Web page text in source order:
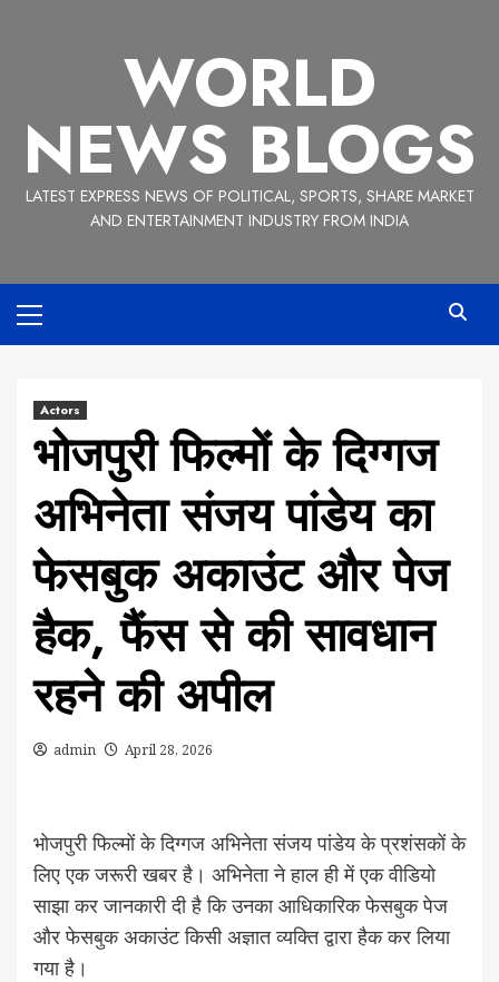
WORLD
NEWS BLOGS
LATEST EXPRESS NEWS OF POLITICAL, SPORTS, SHARE MARKET
AND ENTERTAINMENT INDUSTRY FROM INDIA
Menu
Actors
भोजपुरी फिल्मों के दिग्गज
अभिनेता संजय पांडेय का
फेसबुक अकाउंट और पेज
हैक, फैंस से की सावधान
रहने की अपील
admin April 28, 2026
भोजपुरी फिल्मों के दिग्गज अभिनेता संजय पांडेय के प्रशंसकों के
लिए एक जरूरी खबर है। अभिनेता ने हाल ही में एक वीडियो
साझा कर जानकारी दी है कि उनका आधिकारिक फेसबुक पेज
और फेसबुक अकाउंट किसी अज्ञात व्यक्ति द्वारा हैक कर लिया
गया है।